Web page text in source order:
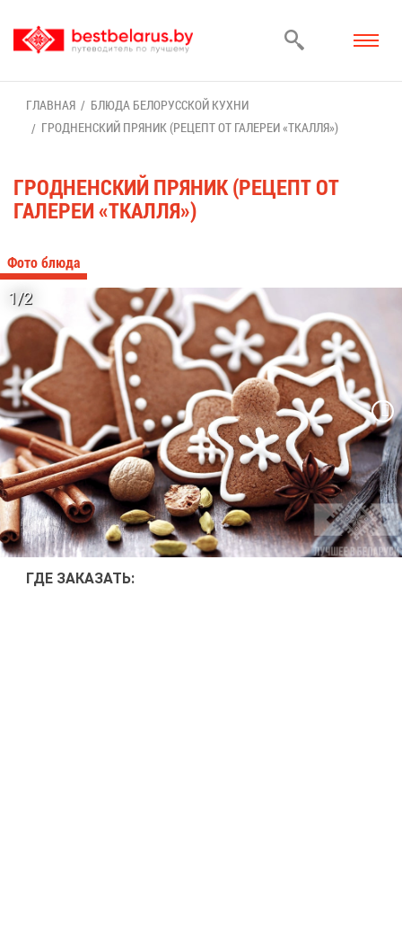
ГЛАВ­НАЯ
БЛЮ­ДА БЕ­ЛО­РУС­СКОЙ КУХ­НИ
ГРОД­НЕН­СКИЙ ПРЯ­НИК (РЕ­ЦЕПТ ОТ ГА­ЛЕ­РЕИ «ТКАЛ­ЛЯ»)
ГРОД­НЕН­СКИЙ ПРЯ­НИК (РЕ­ЦЕПТ ОТ
ГА­ЛЕ­РЕИ «ТКАЛ­ЛЯ»)
Фо­то блю­да
ГДЕ ЗА­КА­ЗАТЬ:
1/2